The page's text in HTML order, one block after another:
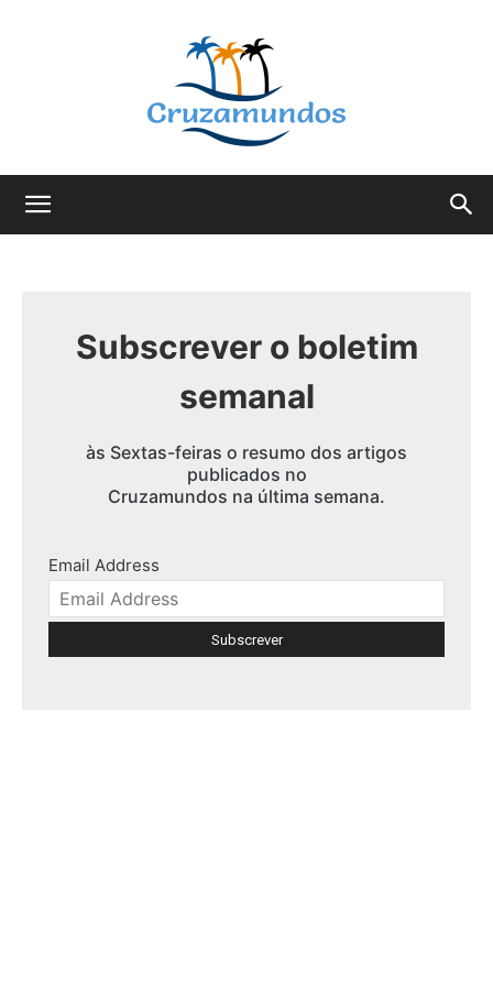
Subscrever o boletim
semanal
às Sextas-feiras o resumo dos artigos
publicados no
Cruzamundos na última semana.
Email Address